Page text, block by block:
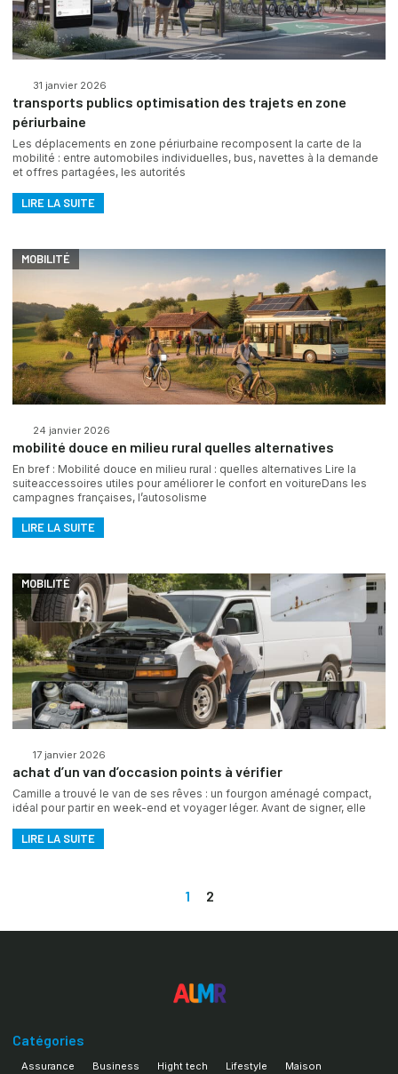
31 janvier 2026
transports publics optimisation des trajets en zone
périurbaine
Les déplacements en zone périurbaine recomposent la carte de la
mobilité : entre automobiles individuelles, bus, navettes à la demande
et offres partagées, les autorités
LIRE LA SUITE
MOBILITÉ
24 janvier 2026
mobilité douce en milieu rural quelles alternatives
En bref : Mobilité douce en milieu rural : quelles alternatives Lire la
suiteaccessoires utiles pour améliorer le confort en voitureDans les
campagnes françaises, l’autosolisme
LIRE LA SUITE
MOBILITÉ
17 janvier 2026
achat d’un van d’occasion points à vérifier
Camille a trouvé le van de ses rêves : un fourgon aménagé compact,
idéal pour partir en week-end et voyager léger. Avant de signer, elle
LIRE LA SUITE
1 2
Catégories
Assurance Business Hight tech Lifestyle Maison